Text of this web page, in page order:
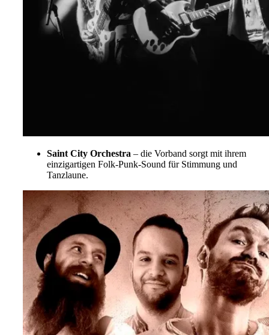
Saint City Orchestra – die Vorband sorgt mit ihrem
einzigartigen Folk-Punk-Sound für Stimmung und
Tanzlaune.